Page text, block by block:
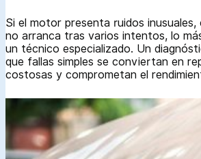
Si el motor presenta ruidos inusuales,
no arranca tras varios intentos, lo
un técnico especializado. Un
que fallas simples se conviertan en
costosas y comprometan el